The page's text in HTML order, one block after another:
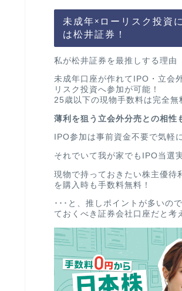
未成年×ローリスク投資
は松井証券！
私が松井証券を最推しする理由
未成年口座が作れてIPO・立会
リスク投資へ参加が可能！
25歳以下の現物手数料は完全無
薄利を狙う立会外分売との相性
IPO参加は事前資金不要で気軽
それでいて我が家でもIPO当選
現物で持っておきたい株主優待
を購入時も手数料無料！
･･･と、推しポイントが多いの
ておくべき証券会社口座だと考